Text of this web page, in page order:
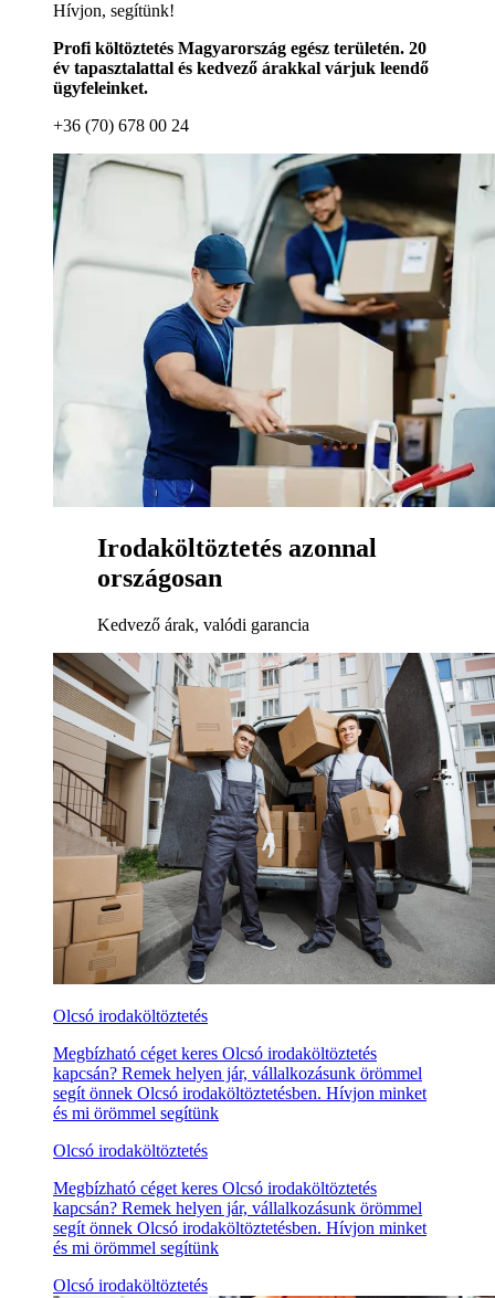
Hívjon, segítünk!
Profi költöztetés Magyarország egész területén. 20
év tapasztalattal és kedvező árakkal várjuk leendő
ügyfeleinket.
+36 (70) 678 00 24
Irodaköltöztetés azonnal
országosan
Kedvező árak, valódi garancia
Olcsó irodaköltöztetés
Megbízható céget keres Olcsó irodaköltöztetés
kapcsán? Remek helyen jár, vállalkozásunk örömmel
segít önnek Olcsó irodaköltöztetésben. Hívjon minket
és mi örömmel segítünk
Olcsó irodaköltöztetés
Megbízható céget keres Olcsó irodaköltöztetés
kapcsán? Remek helyen jár, vállalkozásunk örömmel
segít önnek Olcsó irodaköltöztetésben. Hívjon minket
és mi örömmel segítünk
Olcsó irodaköltöztetés